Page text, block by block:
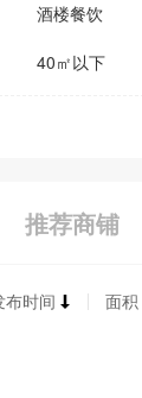
酒楼餐饮
健
家居建材
40㎡以下
推荐商铺
布时间 面积